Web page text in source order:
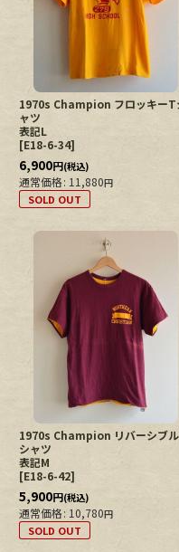
1970s Champion フロッキーT
ャツ
表記L
[E18-6-34]
6,900円(税込)
通常価格: 11,880円
SOLD OUT
1970s Champion リバーシブ
シャツ
表記M
[E18-6-42]
5,900円(税込)
通常価格: 10,780円
SOLD OUT